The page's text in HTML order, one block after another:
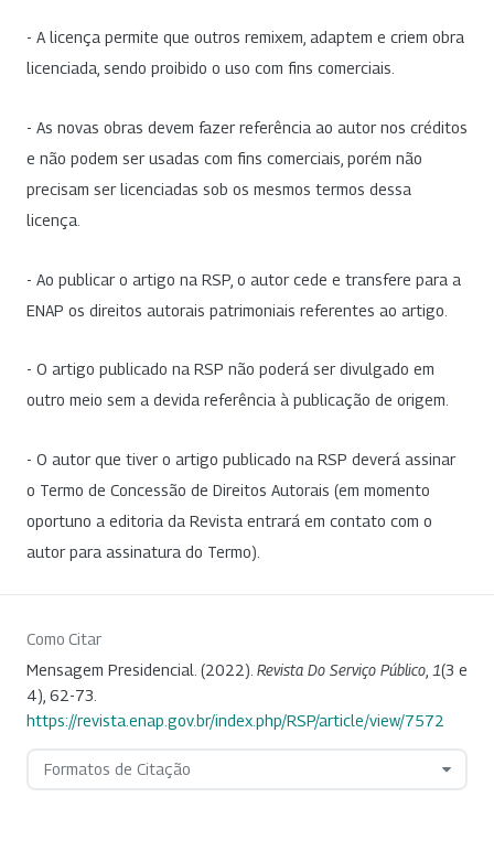
- A licença permite que outros remixem, adaptem e criem obra
licenciada, sendo proibido o uso com fins comerciais.
- As novas obras devem fazer referência ao autor nos créditos
e não podem ser usadas com fins comerciais, porém não
precisam ser licenciadas sob os mesmos termos dessa
licença.
- Ao publicar o artigo na RSP, o autor cede e transfere para a
ENAP os direitos autorais patrimoniais referentes ao artigo.
- O artigo publicado na RSP não poderá ser divulgado em
outro meio sem a devida referência à publicação de origem.
- O autor que tiver o artigo publicado na RSP deverá assinar
o Termo de Concessão de Direitos Autorais (em momento
oportuno a editoria da Revista entrará em contato com o
autor para assinatura do Termo).
Como Citar
Mensagem Presidencial. (2022). Revista Do Serviço Público 1(3 e
4), 62-73.
https://revista.enap.gov.br/index.php/RSP/article/view/7572
Formatos de Citação